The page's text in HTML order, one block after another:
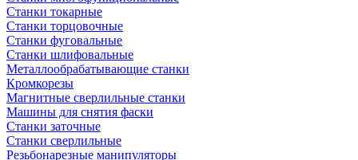
Станки токарные
Станки торцовочные
Станки фуговальные
Станки шлифовальные
Металлообрабатывающие станки
Кромкорезы
Магнитные сверлильные станки
Машины для снятия фаски
Станки заточные
Станки сверлильные
Резьбонарезные манипуляторы